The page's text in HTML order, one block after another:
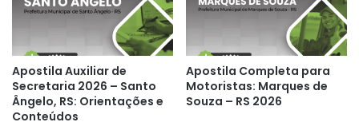
Apostila Auxiliar de
Secretaria 2026 – Santo
Ângelo, RS: Orientações e
Conteúdos
Apostila Completa para
Motoristas: Marques de
Souza – RS 2026